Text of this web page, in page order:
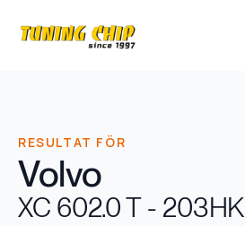
RESULTAT FÖR
Volvo
XC 602.0 T - 203HK